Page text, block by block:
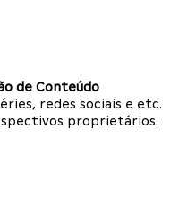
de Conteúdo
redes sociais e etc.
proprietários.